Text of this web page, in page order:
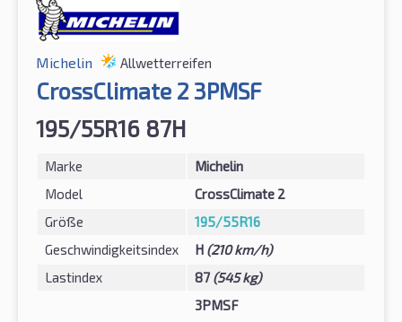
Michelin Allwetterreifen
CrossClimate 2 3PMSF
195/55R16 87H
Marke
Michelin
Model
CrossClimate 2
Größe
195/55R16
Geschwindigkeitsindex
H (210 km/h)
Lastindex
87 (545 kg)
3PMSF